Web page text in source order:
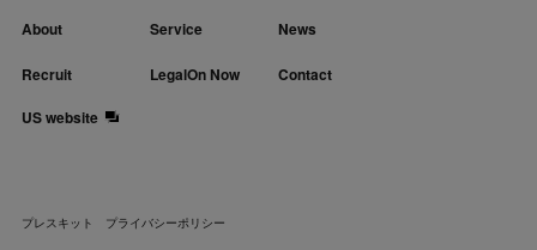
About Service News
Recruit LegalOn Now
Contact
US website
プレスキット プライバシーポリシー